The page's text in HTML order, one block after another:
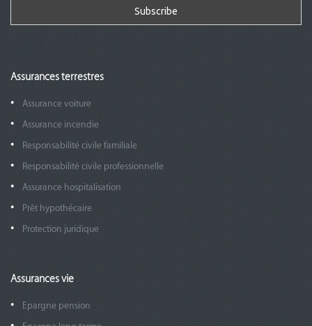
Assurances terrestres
Assurance voiture
Assurance incendie
Responsabilité civile familiale
Responsabilité civile professionnelle
Assurance hospitalisation
Prêt hypothécaire
Protection juridique
Assurances vie
Epargne pension